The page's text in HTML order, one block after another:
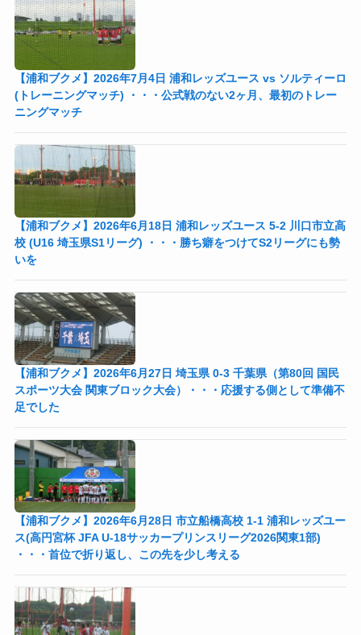
【浦和ブクメ】2026年7月4日 浦和レッズユース vs ソルティーロ
(トレーニングマッチ) ・・・公式戦のない2ヶ月、最初のトレー
ニングマッチ
【浦和ブクメ】2026年6月18日 浦和レッズユース 5-2 川口市立高
校 (U16 埼玉県S1リーグ) ・・・勝ち癖をつけてS2リーグにも勢
いを
【浦和ブクメ】2026年6月27日 埼玉県 0-3 千葉県（第80回 国民
スポーツ大会 関東ブロック大会）・・・応援する側として準備不
足でした
【浦和ブクメ】2026年6月28日 市立船橋高校 1-1 浦和レッズユー
ス(高円宮杯 JFA U-18サッカープリンスリーグ2026関東1部)
・・・首位で折り返し、この先を少し考える